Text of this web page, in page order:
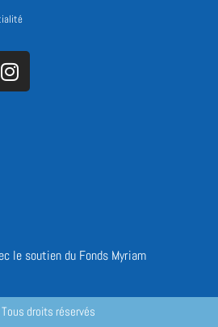
le soutien du Fonds Myriam
droits réservés